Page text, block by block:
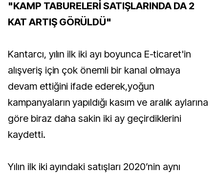
"KAMP TABURELERİ SATIŞLARINDA DA 2
KAT ARTIŞ GÖRÜLDÜ"
Kantarcı, yılın ilk iki ayı boyunca E-ticaret'in
alışveriş için çok önemli bir kanal olmaya
devam ettiğini ifade ederek,yoğun
kampanyaların yapıldığı kasım ve aralık aylarına
göre biraz daha sakin iki ay geçirdiklerini
kaydetti.
Yılın ilk iki ayındaki satışları 2020’nin aynı